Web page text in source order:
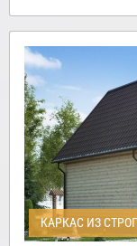
КАРКАС ИЗ